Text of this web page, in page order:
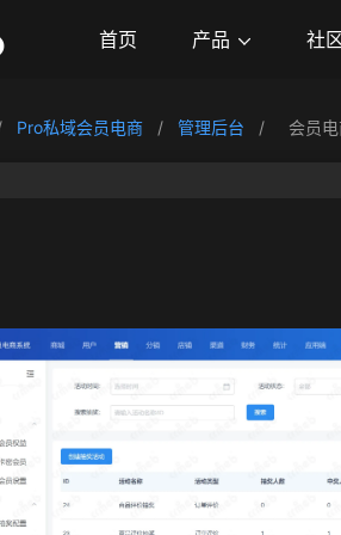
首页 产品 社
Pro私域会员电商 / 管理后台 / 会员